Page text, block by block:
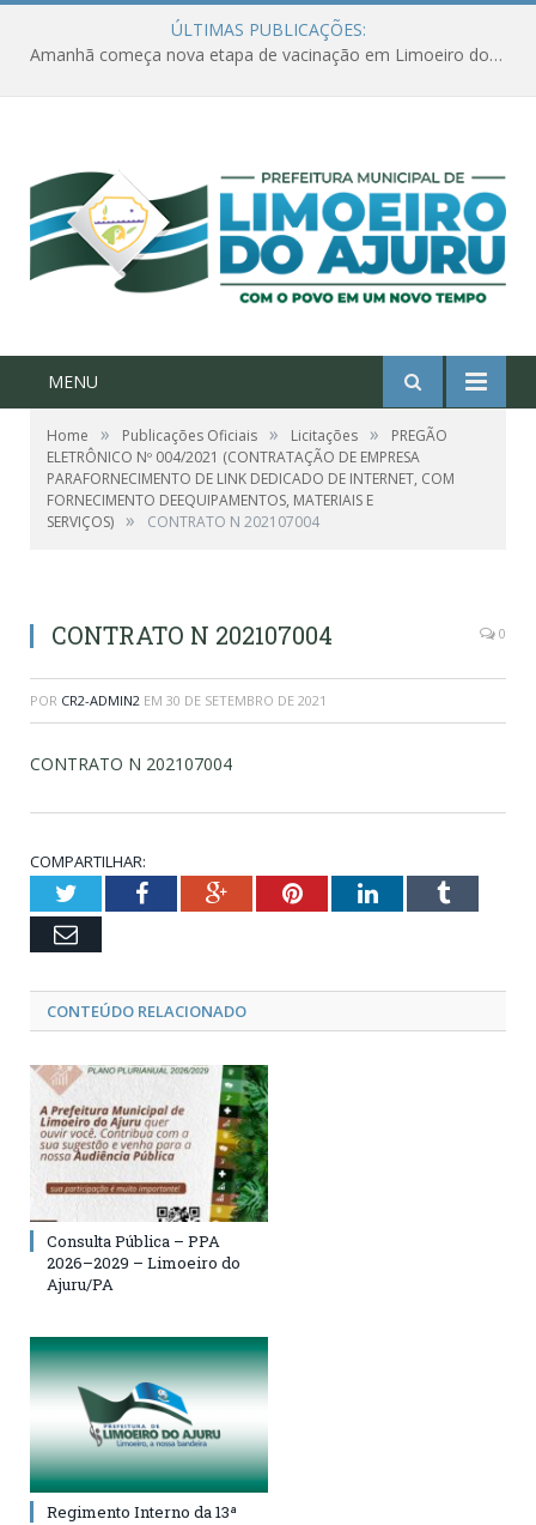
ÚLTIMAS PUBLICAÇÕES:
Amanhã começa nova etapa de vacinação em Limoeiro do Ajuru para idosos com 65 ou mais
MENU
Home » Publicações Oficiais » Licitações »
PREGÃO
ELETRÔNICO Nº 004/2021 (CONTRATAÇÃO DE EMPRESA
PARAFORNECIMENTO DE LINK DEDICADO DE INTERNET, COM
FORNECIMENTO DEEQUIPAMENTOS, MATERIAIS E
SERVIÇOS) » CONTRATO N 202107004
CONTRATO N 202107004 0
POR CR2-ADMIN2 EM 30 DE SETEMBRO DE 2021
CONTRATO N 202107004
COMPARTILHAR:
TwitterFacebookGoogle+PinterestLinkedInTumblr
Email
CONTEÚDO RELACIONADO
Consulta Pública – PPA
2026–2029 – Limoeiro do
Ajuru/PA
Regimento Interno da 13ª